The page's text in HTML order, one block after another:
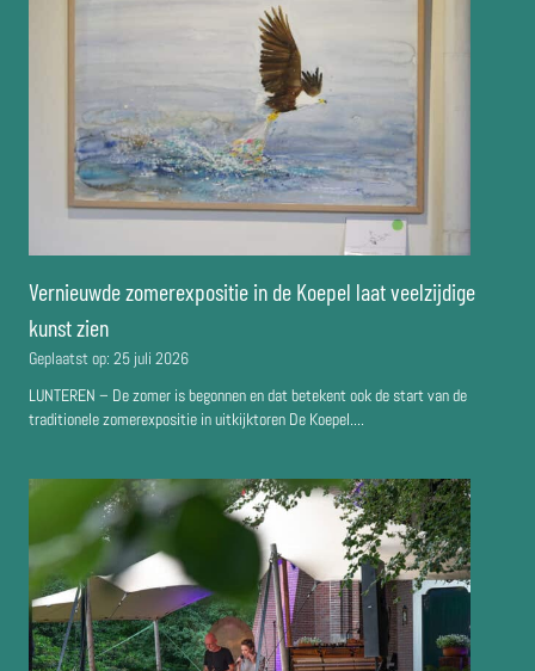
Vernieuwde zomerexpositie in de Koepel laat veelzijdige
kunst zien
Geplaatst op: 25 juli 2026
LUNTEREN – De zomer is begonnen en dat betekent ook de start van de
traditionele zomerexpositie in uitkijktoren De Koepel....